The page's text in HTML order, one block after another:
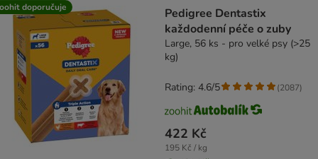
doporučuje
Pedigree Dentastix
každodenní péče o zuby
Large, 56 ks - pro velké psy (>25
kg)
422 Kč
195 Kč / kg
Rating: 4.6/5 (2087)